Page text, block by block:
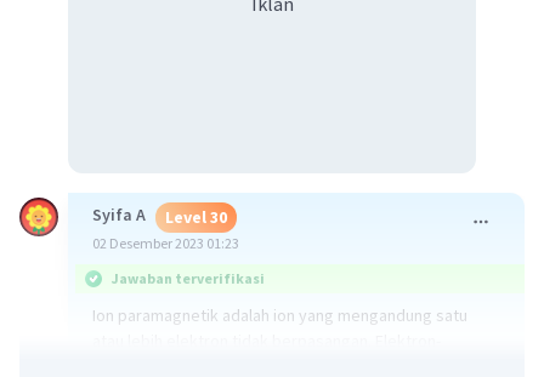
Syifa A Level 30
02 Desember 2023 01:23
Jawaban terverifikasi
Ion paramagnetik adalah ion yang mengandung satu